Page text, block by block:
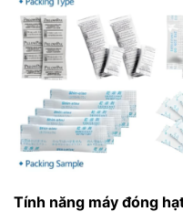
Tính năng máy đóng